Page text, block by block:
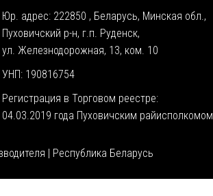
Юр. адрес: 222850 , Беларусь, Минская обл.,
Пуховичский р-н, г.п. Руденск,
ул. Железнодорожная, 13, ком. 10
УНП: 190816754
Регистрация в Торговом реестре:
04.03.2019 года Пуховичским райисполкомом
| Республика Беларусь